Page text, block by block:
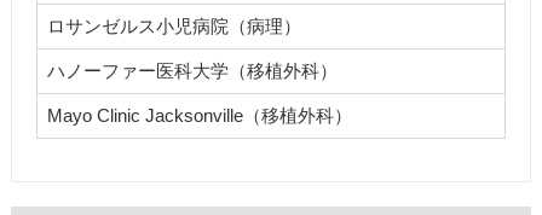
ロサンゼルス小児病院（病理）
ハノーファー医科大学（移植外科）
Mayo Clinic Jacksonville（移植外科）